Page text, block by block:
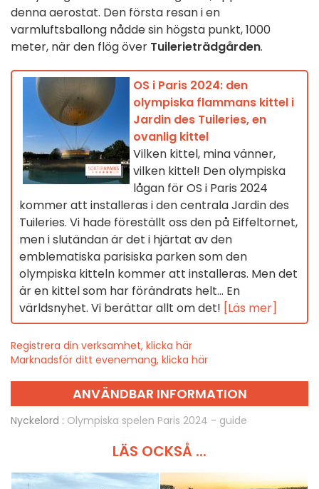
denna aerostat. Den första resan i en
varmluftsballong nådde sin högsta punkt, 1000
meter, när den flög över Tuilerieträdgården.
OS i Paris 2024: den
olympiska flammans kittel i
Jardin des Tuileries, en
ovanlig kittel
Vilken kittel, mina vänner,
vilken kittel! Den olympiska
lågan för OS i Paris 2024
kommer att installeras i den centrala Jardin des
Tuileries. Vi hade föreställt oss den på Eiffeltornet,
men i slutändan är det i hjärtat av den
emblematiska parisiska parken som den
olympiska kitteln kommer att installeras. Men det
är en kittel som har förändrats helt... En
världsnyhet. Vi berättar allt om det! [Läs mer]
Registrera din verksamhet, klicka här
Marknadsför ditt evenemang, klicka här
ANVÄNDBAR INFORMATION
Nyckelord : Olympiska spelen Paris 2024 - guide
LÄS OCKSÅ ...